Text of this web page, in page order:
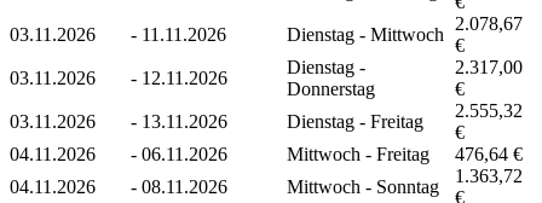
03.11.2026
- 11.11.2026 Dienstag - Mittwoch
2.078,67
€
03.11.2026
- 12.11.2026
Dienstag -
Donnerstag
2.317,00
€
03.11.2026
- 13.11.2026 Dienstag - Freitag
2.555,32
€
04.11.2026
- 06.11.2026 Mittwoch - Freitag
476,64 €
04.11.2026
- 08.11.2026 Mittwoch - Sonntag
1.363,72
€